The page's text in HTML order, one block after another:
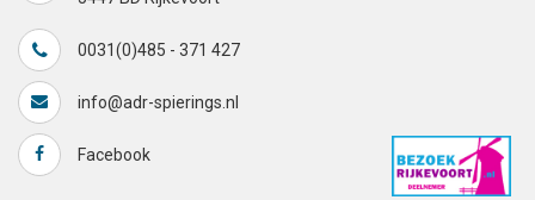
0031(0)485 - 371 427
info@adr-spierings.nl
Facebook